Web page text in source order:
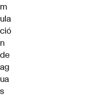
m
ula
ció
n
de
ag
ua
s